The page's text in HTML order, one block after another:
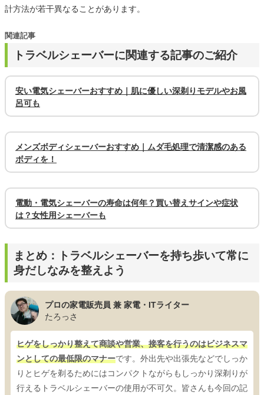
計方法が若干異なることがあります。
トラベルシェーバーに関連する記事のご紹介
関連記事
安い電気シェーバーおすすめ｜肌に優しい深剃りモデルやお風
呂可も
メンズボディシェーバーおすすめ｜ムダ毛処理で清潔感のある
ボディを！
電動・電気シェーバーの寿命は何年？買い替えサインや症状
は？女性用シェーバーも
まとめ：トラベルシェーバーを持ち歩いて常に
身だしなみを整えよう
プロの家電販売員 兼 家電・ITライター
たろっさ
ヒゲをしっかり整えて商談や営業、接客を行うのはビジネスマ
ンとしての最低限のマナーです。外出先や出張先などでしっか
りとヒゲを剃るためにはコンパクトながらもしっかり深剃りが
行えるトラベルシェーバーの使用が不可欠。皆さんも今回の記